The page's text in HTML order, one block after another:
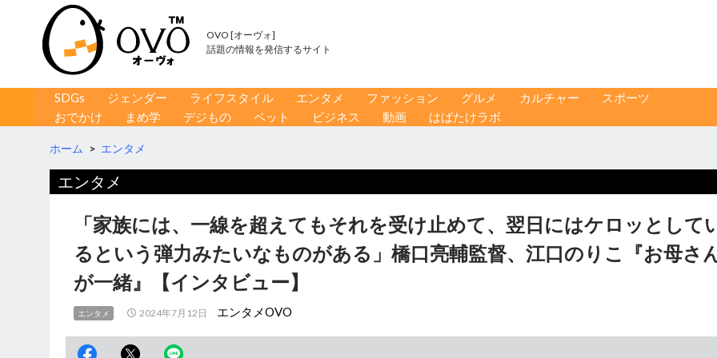
OVO [オーヴォ]
話題の情報を発信するサイト
コンテンツへ移動
SDGs ジェンダー ライフスタイル エンタメ ファッション グルメ カルチャー
スポーツ
おでかけ
まめ学 デジもの ペット ビジネス 動画 はばたけラボ
ホーム > エンタメ
エンタメ
「家族には、一線を超えてもそれを受け止めて、翌日にはケロッとして
るという弾力みたいなものがある」橋口亮輔監督、江口のりこ『お母さ
が一緒』【インタビュー】
エンタメ 2024年7月12日 エンタメOVO